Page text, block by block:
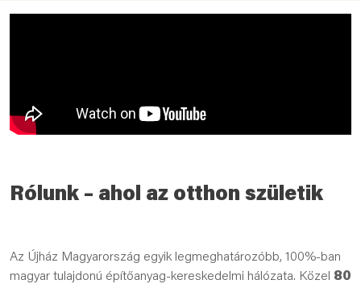
Rólunk – ahol az otthon születik
Az Újház Magyarország egyik legmeghatározóbb, 100%-ban
magyar tulajdonú építőanyag-kereskedelmi hálózata. Közel 80